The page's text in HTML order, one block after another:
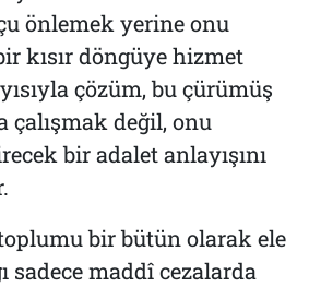
önlemek yerine onu
kısır döngüye hizmet
çözüm, bu çürümüş
çalışmak değil, onu
bir adalet anlayışını
bir bütün olarak ele
sadece maddî cezalarda